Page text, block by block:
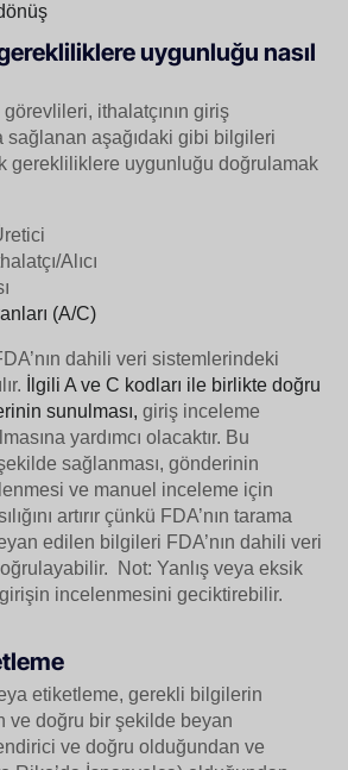
uygunluğu nasıl
ithalatçının giriş
sağlanan aşağıdaki gibi bilgileri
gerekliliklere uygunluğu doğrulamak
Alıcı
(A/C)
dahili veri sistemlerindeki
İlgili A ve C kodları ile birlikte doğru
sunulması, giriş inceleme
yardımcı olacaktır. Bu
sağlanması, gönderinin
ve manuel inceleme için
artırır çünkü FDA’nın tarama
edilen bilgileri FDA’nın dahili veri
Not: Yanlış veya eksik
incelenmesini geciktirebilir.
etiketleme, gerekli bilgilerin
ve doğru bir şekilde beyan
ve doğru olduğundan ve